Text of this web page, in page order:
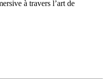
à travers l’art de